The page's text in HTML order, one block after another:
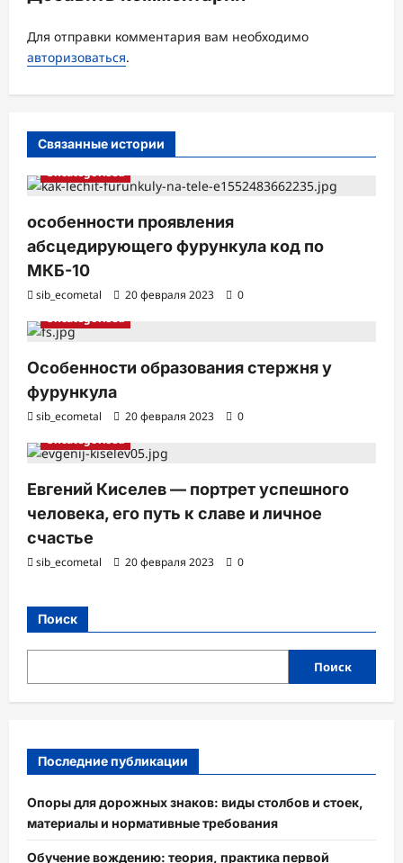
з
а
п
и
Для отправки комментария вам необходимо
авторизоваться.
Связанные истории
Uncategorised
особенности проявления
абсцедирующего фурункула код по
МКБ-10
sib_ecometal 20 февраля 2023
0
Uncategorised
Особенности образования стержня у
фурункула
sib_ecometal 20 февраля 2023
0
Uncategorised
Евгений Киселев — портрет успешного
человека, его путь к славе и личное
счастье
sib_ecometal 20 февраля 2023 0
Поиск
Поиск
Последние публикации
Опоры для дорожных знаков: виды столбов и стоек,
материалы и нормативные требования
Обучение вождению: теория, практика первой